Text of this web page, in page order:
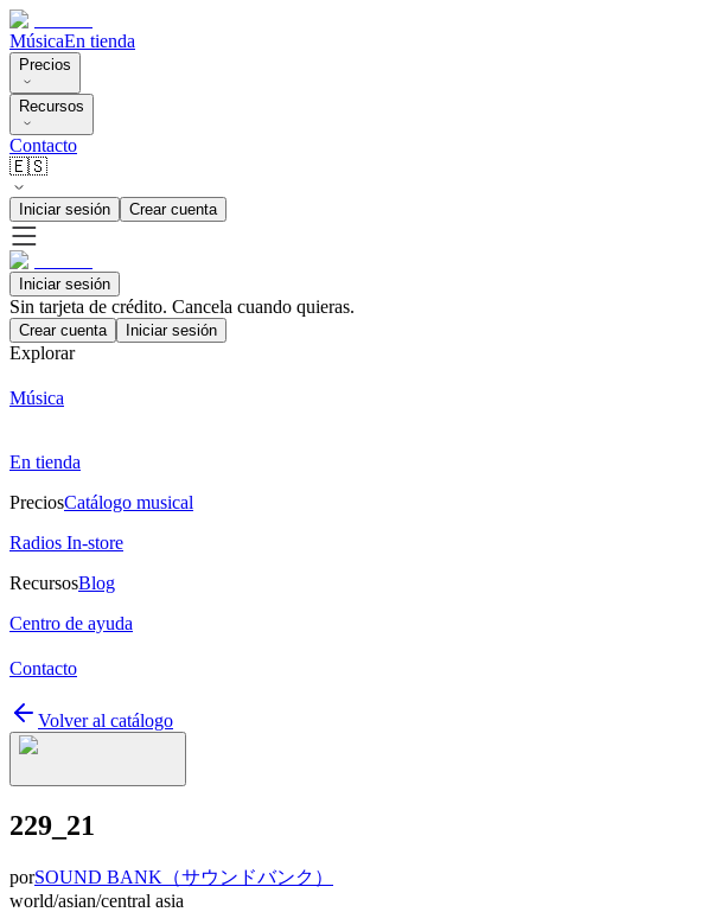
MúsicaEn tienda
Precios
Recursos
Contacto
🇪🇸
Iniciar sesión Crear cuenta
Iniciar sesión
Sin tarjeta de crédito. Cancela cuando quieras.
Crear cuenta Iniciar sesión
Explorar
Música
En tienda
PreciosCatálogo musical
Radios In-store
RecursosBlog
Centro de ayuda
Contacto
Volver al catálogo
229_21
porSOUND BANK（サウンドバンク）
world/asian/central asia